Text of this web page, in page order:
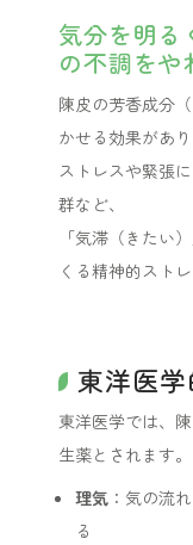
気分を明る
の不調をや
陳皮の芳香成分
かせる効果があり
ストレスや緊張
群など、
「気滞（きたい
くる精神的スト
東洋医
東洋医学では、
生薬とされます。
理気 ：気の流
る